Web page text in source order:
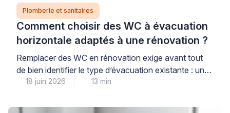
Plomberie et sanitaires
Comment choisir des WC à évacuation
horizontale adaptés à une rénovation ?
Remplacer des WC en rénovation exige avant tout
de bien identifier le type d’évacuation existante : une
évacuation horizontale (sortie murale arrière) impose
sol, et choisir un modèle incompatible peut engendrer
18 juin 2026 13 min